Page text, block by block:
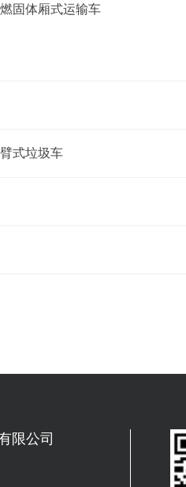
固体厢式运输车
式垃圾车
限公司